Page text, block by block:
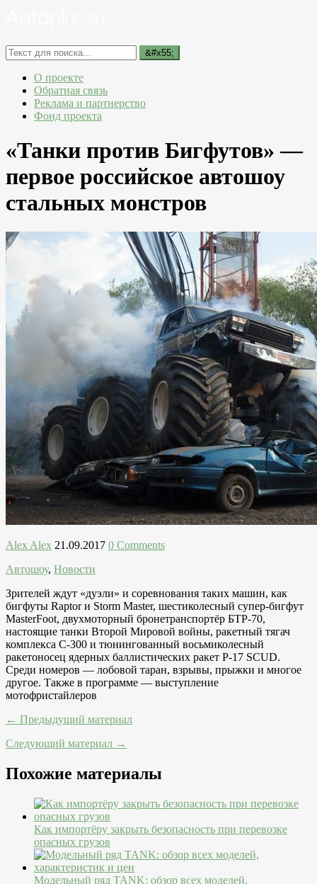
О проекте
Обратная связь
Реклама и партнерство
Фонд проекта
«Танки против Бигфутов» —
первое российское автошоу
стальных монстров
Alex Alex 21.09.2017 0 Comments
Автошоу, Новости
Зрителей ждут «дуэли» и соревнования таких машин, как
бигфуты Raptor и Storm Master, шестиколесный супер-бигфут
MasterFoot, двухмоторный бронетранспортёр БТР-70,
настоящие танки Второй Мировой войны, ракетный тягач
комплекса С-300 и тюнингованный восьмиколесный
ракетоносец ядерных баллистических ракет Р-17 SCUD.
Среди номеров — лобовой таран, взрывы, прыжки и многое
другое. Также в программе — выступление
мотофристайлеров
← Предыдущий материал
Следующий материал →
Похожие материалы
Как импортёру закрыть безопасность при перевозке
опасных грузов
Модельный ряд TANK: обзор всех моделей,